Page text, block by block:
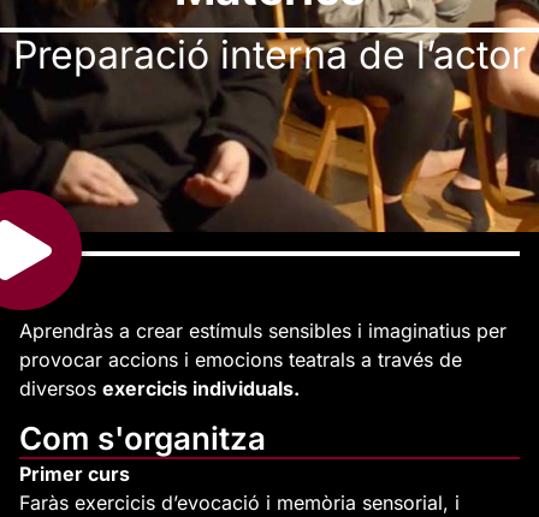
Preparació interna de l’actor
Aprendràs a crear estímuls sensibles i imaginatius per
provocar accions i emocions teatrals a través de
diversos exercicis individuals.
Com s'organitza
Primer curs
Faràs exercicis d’evocació i memòria sensorial, i